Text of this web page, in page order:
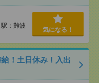
：難波
気になる！
！土日休み！入出